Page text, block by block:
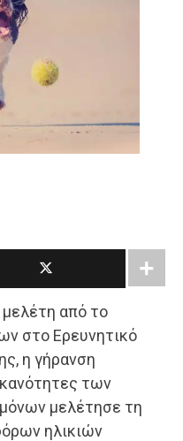
από το
στο Ερευνητικό
η γήρανση
των
μελέτησε τη
ηλικιών